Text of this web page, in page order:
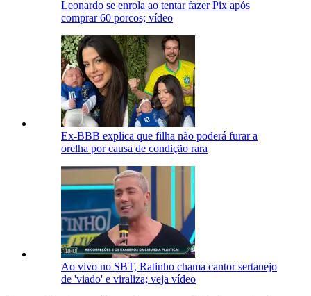
Leonardo se enrola ao tentar fazer Pix após
comprar 60 porcos; vídeo
Ex-BBB explica que filha não poderá furar a
orelha por causa de condição rara
Ao vivo no SBT, Ratinho chama cantor sertanejo
de 'viado' e viraliza; veja vídeo